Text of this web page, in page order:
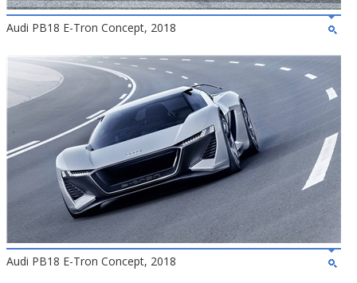
Audi PB18 E-Tron Concept, 2018
Audi PB18 E-Tron Concept, 2018